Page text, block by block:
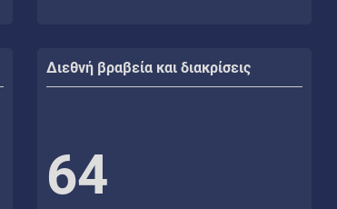
Διεθνή βραβεία και διακρίσεις
64